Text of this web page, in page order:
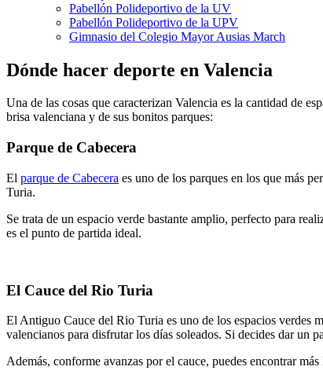
Pabellón Polideportivo de la UV
Pabellón Polideportivo de la UPV
Gimnasio del Colegio Mayor Ausias March
Dónde hacer deporte en Valencia
Una de las cosas que caracterizan Valencia es la cantidad de
brisa valenciana y de sus bonitos parques:
Parque de Cabecera
El parque de Cabecera es uno de los parques en los que más
Turia.
Se trata de un espacio verde bastante amplio, perfecto para
es el punto de partida ideal.
El Cauce del Rio Turia
El Antiguo Cauce del Rio Turia es uno de los espacios verdes
valencianos para disfrutar los días soleados. Si decides dar un
Además, conforme avanzas por el cauce, puedes encontrar